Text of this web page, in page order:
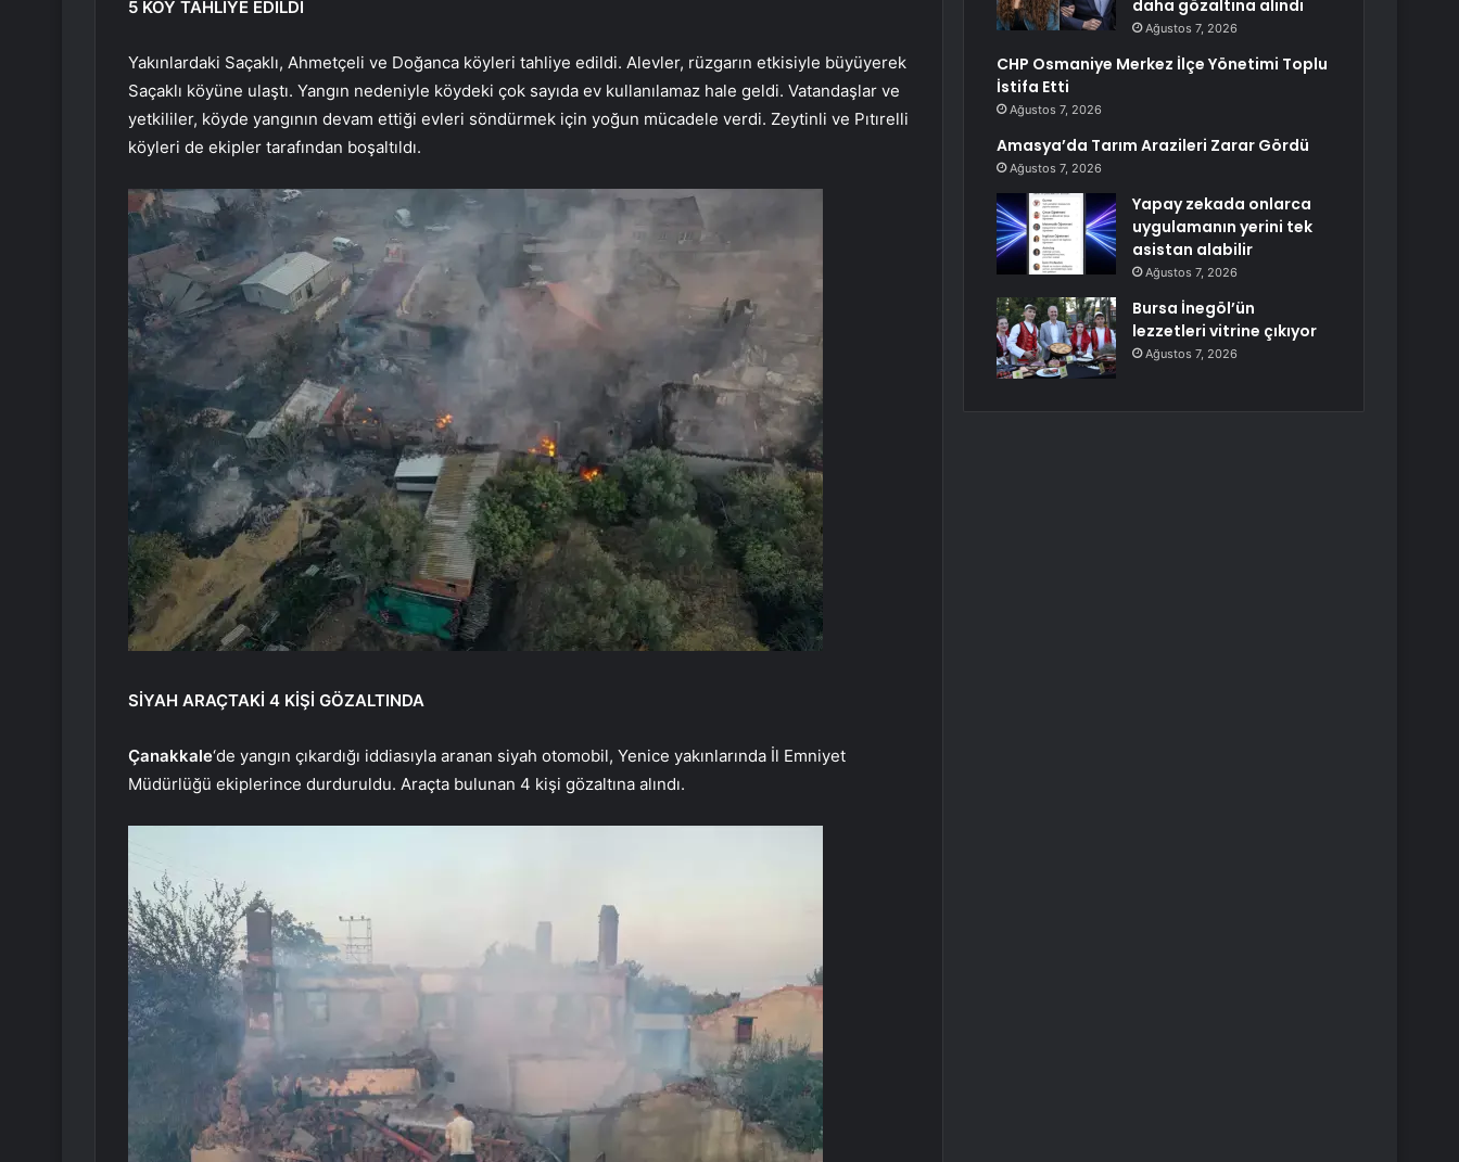
5 KÖY TAHLİYE EDİLDİ
Yakınlardaki Saçaklı, Ahmetçeli ve Doğanca köyleri tahliye edildi. Alevler, rüzgarın etkisiyle büyüyerek
Saçaklı köyüne ulaştı. Yangın nedeniyle köydeki çok sayıda ev kullanılamaz hale geldi. Vatandaşlar ve
yetkililer, köyde yangının devam ettiği evleri söndürmek için yoğun mücadele verdi. Zeytinli ve Pıtırelli
köyleri de ekipler tarafından boşaltıldı.
SİYAH ARAÇTAKİ 4 KİŞİ GÖZALTINDA
Çanakkale‘de yangın çıkardığı iddiasıyla aranan siyah otomobil, Yenice yakınlarında İl Emniyet
Müdürlüğü ekiplerince durduruldu. Araçta bulunan 4 kişi gözaltına alındı.
daha gözaltına alındı
Ağustos 7, 2026
CHP Osmaniye Merkez İlçe Yönetimi Toplu
İstifa Etti
Ağustos 7, 2026
Amasya’da Tarım Arazileri Zarar Gördü
Ağustos 7, 2026
Yapay zekada onlarca
uygulamanın yerini tek
asistan alabilir
Ağustos 7, 2026
Bursa İnegöl’ün
lezzetleri vitrine çıkıyor
Ağustos 7, 2026